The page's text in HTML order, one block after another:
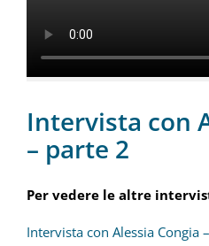
Intervista con
– parte 2
Per vedere le altre
Intervista con Alessia Congia